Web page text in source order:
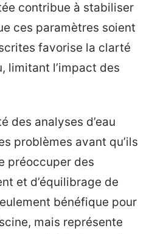
contribue à stabiliser
ces paramètres soient
favorise la clarté
limitant l’impact des
des analyses d’eau
problèmes avant qu’ils
préoccuper des
et d’équilibrage de
bénéfique pour
mais représente